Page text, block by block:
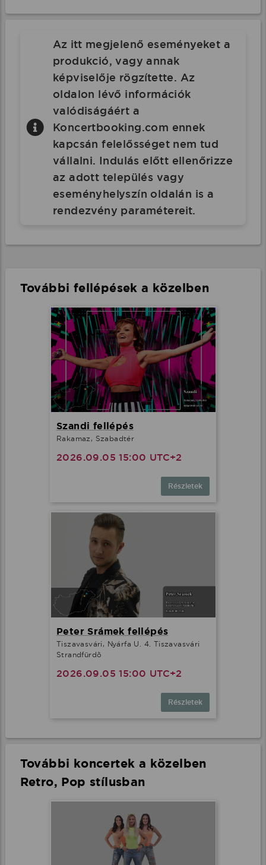
Az itt megjelenő eseményeket a
produkció, vagy annak
képviselője rögzítette. Az
oldalon lévő információk
valódiságáért a
Koncertbooking.com ennek
kapcsán felelősséget nem tud
vállalni. Indulás előtt ellenőrizze
az adott település vagy
eseményhelyszín oldalán is a
rendezvény paramétereit.
További fellépések a közelben
Szandi fellépés
Rakamaz, Szabadtér
2026.09.05 15:00 UTC+2
Részletek
Peter Srámek fellépés
Tiszavasvári, Nyárfa U. 4. Tiszavasvári
Strandfürdõ
2026.09.05 15:00 UTC+2
Részletek
További koncertek a közelben
Retro, Pop stílusban